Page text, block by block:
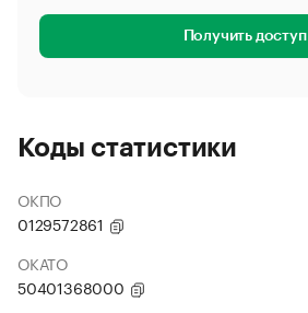
Получить доступ
Коды статистики
ОКПО
0129572861
ОКАТО
50401368000